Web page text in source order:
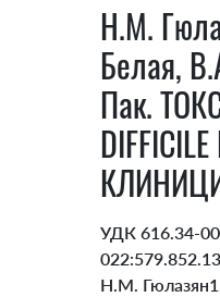
Н.М.
Белая,
Пак.
УДК 616.34-
Н.М.